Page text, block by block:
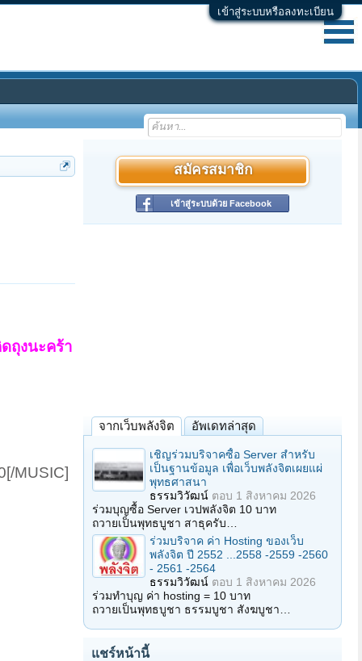
เข้าสู่ระบบหรือลงทะเบียน
ถุงนะคร้า
MUSIC]​
สมัครสมาชิก
เข้าสู่ระบบด้วย Facebook
จากเว็บพลังจิต อัพเดทล่าสุด
เชิญร่วมบริจาคซื้อ Server สำหรับ
เป็นฐานข้อมูล เพื่อเว็บพลังจิตเผยแผ่
พุทธศาสนา
ธรรมวิวัฒน์ ตอบ 1 สิงหาคม 2026
ร่วมบุญซื้อ Server เวปพลังจิต 10 บาท
ถวายเป็นพุทธบูชา สาธุครับ…
ร่วมบริจาค ค่า Hosting ของเว็บ
พลังจิต ปี 2552 ...2558 -2559 -2560
- 2561 -2564
ธรรมวิวัฒน์ ตอบ 1 สิงหาคม 2026
ร่วมทำบุญ ค่า hosting = 10 บาท
ถวายเป็นพุทธบูชา ธรรมบูชา สังฆบูชา…
แชร์หน้านี้